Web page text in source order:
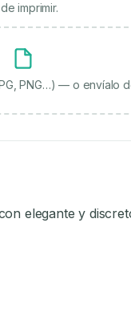
imprimir.
PNG…) — o envíalo
elegante y